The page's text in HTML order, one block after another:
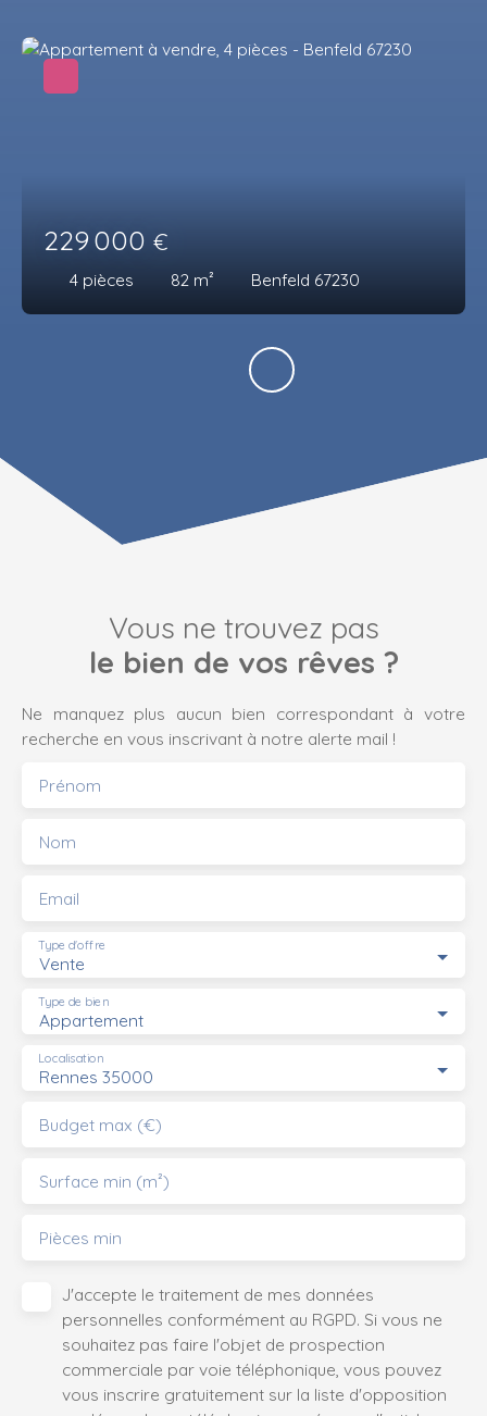
229 000 €
4 pièces 82 m² Benfeld 67230
Vous ne trouvez pas
le bien de vos rêves ?
Ne manquez plus aucun bien correspondant à votre
recherche en vous inscrivant à notre alerte mail !
Prénom
Nom
Email
Vente
Type d'offre
Appartement
Type de bien
Rennes 35000
Localisation
Budget max (€)
Surface min (m²)
Pièces min
J'accepte le traitement de mes données
personnelles conformément au RGPD. Si vous ne
souhaitez pas faire l'objet de prospection
commerciale par voie téléphonique, vous pouvez
vous inscrire gratuitement sur la liste d'opposition